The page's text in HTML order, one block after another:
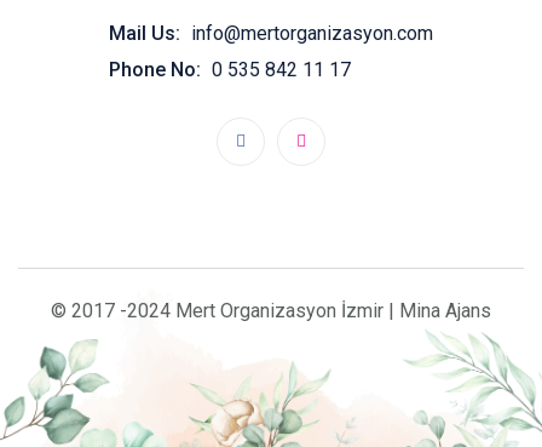
Mail Us: info@mertorganizasyon.com
Phone No: 0 535 842 11 17
© 2017 -2024 Mert Organizasyon İzmir | Mina Ajans